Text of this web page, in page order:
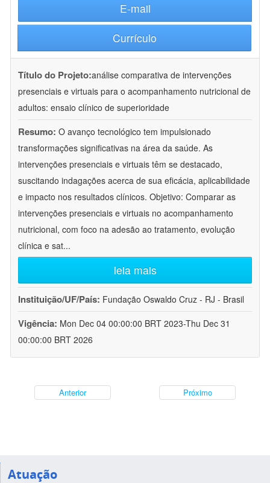
E-mail
Currículo
Título do Projeto:análise comparativa de intervenções
presenciais e virtuais para o acompanhamento nutricional de
adultos: ensaio clínico de superioridade
Resumo: O avanço tecnológico tem impulsionado
transformações significativas na área da saúde. As
intervenções presenciais e virtuais têm se destacado,
suscitando indagações acerca de sua eficácia, aplicabilidade
e impacto nos resultados clínicos. Objetivo: Comparar as
intervenções presenciais e virtuais no acompanhamento
nutricional, com foco na adesão ao tratamento, evolução
clínica e sat...
leia mais
Instituição/UF/País: Fundação Oswaldo Cruz - RJ - Brasil
Vigência: Mon Dec 04 00:00:00 BRT 2023-Thu Dec 31
00:00:00 BRT 2026
Anterior Próximo
Atuação